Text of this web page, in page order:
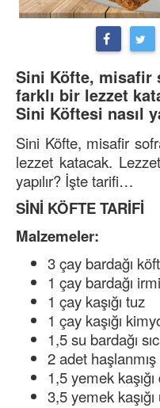
Sini Köfte, misafir
farklı bir lezzet
Sini Köftesi nasıl
Sini Köfte, misafir
lezzet katacak.
yapılır? İşte tarifi…
SİNİ KÖFTE TARİFİ
Malzemeler:
3 çay bardağı
1 çay bardağı
1 çay kaşığı tuz
1 çay kaşığı
1,5 su bardağı
2 adet
1,5 yemek
3,5 yemek kaşığı